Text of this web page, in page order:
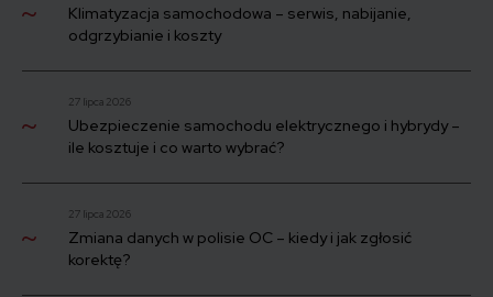
Klimatyzacja samochodowa – serwis, nabijanie,
odgrzybianie i koszty
27 lipca 2026
Ubezpieczenie samochodu elektrycznego i hybrydy –
ile kosztuje i co warto wybrać?
27 lipca 2026
Zmiana danych w polisie OC – kiedy i jak zgłosić
korektę?